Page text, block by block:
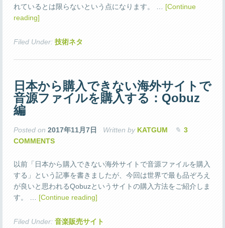
れているとは限らないという点になります。 … [Continue
reading]
Filed Under: 技術ネタ
日本から購入できない海外サイトで
音源ファイルを購入する：Qobuz
編
Posted on 2017年11月7日 Written by KATGUM
3
COMMENTS
以前「日本から購入できない海外サイトで音源ファイルを購入
する」という記事を書きましたが、今回は世界で最も品ぞろえ
が良いと思われるQobuzというサイトの購入方法をご紹介しま
す。 … [Continue reading]
Filed Under: 音楽販売サイト